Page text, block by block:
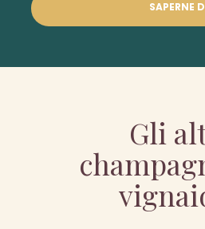
SAPERNE
Gli